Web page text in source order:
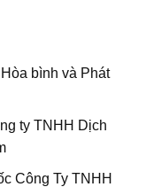
bình và Phát
ty TNHH Dịch
Công Ty TNHH